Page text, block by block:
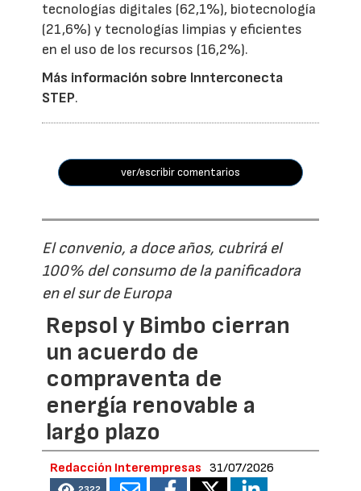
tecnologías digitales (62,1%), biotecnología
(21,6%) y tecnologías limpias y eficientes
en el uso de los recursos (16,2%).
Más información sobre Innterconecta
STEP.
ver/escribir comentarios
El convenio, a doce años, cubrirá el
100% del consumo de la panificadora
en el sur de Europa
Repsol y Bimbo cierran
un acuerdo de
compraventa de
energía renovable a
largo plazo
Redacción Interempresas 31/07/2026